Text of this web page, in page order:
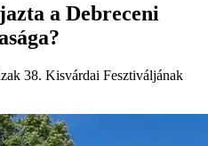
a Debreceni
38. Kisvárdai Fesztiváljának